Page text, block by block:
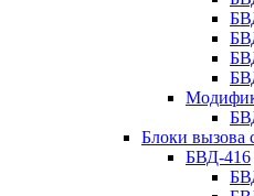
Блоки вызова
БВД-416